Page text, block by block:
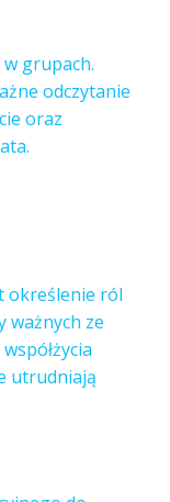
grupach.
odczytanie
oraz
określenie ról
ważnych ze
utrudniają